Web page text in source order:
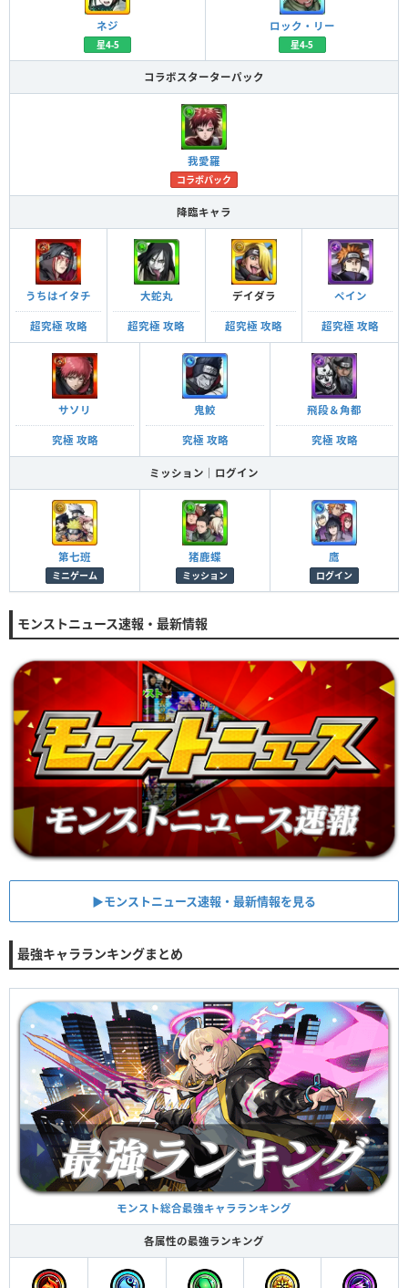
ネジ
星4-5
ロック・リー
星4-5
コラボスターターパック
我愛羅
コラボパック
降臨キャラ
うちはイタチ
超究極 攻略
大蛇丸
超究極 攻略
デイダラ
超究極 攻略
ペイン
超究極 攻略
サソリ
究極 攻略
鬼鮫
究極 攻略
飛段＆角都
究極 攻略
ミッション｜ログイン
第七班
ミニゲーム
猪鹿蝶
ミッション
鷹
ログイン
モンストニュース速報・最新情報
▶︎モンストニュース速報・最新情報を見る
最強キャラランキングまとめ
モンスト総合最強キャラランキング
各属性の最強ランキング